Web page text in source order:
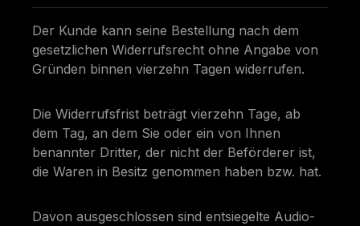
Der Kunde kann seine Bestellung nach dem
gesetzlichen Widerrufsrecht ohne Angabe von
Gründen binnen vierzehn Tagen widerrufen.
Die Widerrufsfrist beträgt vierzehn Tage, ab
dem Tag, an dem Sie oder ein von Ihnen
benannter Dritter, der nicht der Beförderer ist,
die Waren in Besitz genommen haben bzw. hat.
Davon ausgeschlossen sind entsiegelte Audio-